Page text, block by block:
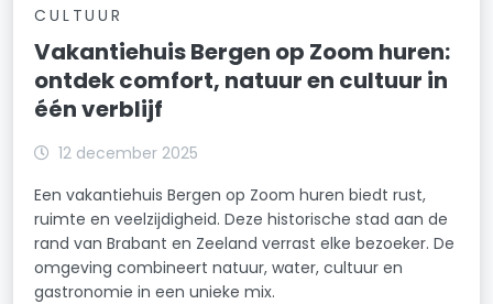
CULTUUR
Vakantiehuis Bergen op Zoom huren:
ontdek comfort, natuur en cultuur in
één verblijf
12 december 2025
Een vakantiehuis Bergen op Zoom huren biedt rust,
ruimte en veelzijdigheid. Deze historische stad aan de
rand van Brabant en Zeeland verrast elke bezoeker. De
omgeving combineert natuur, water, cultuur en
gastronomie in een unieke mix.